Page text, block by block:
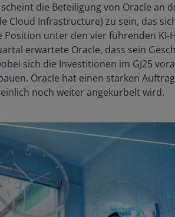
die Beteiligung von Oracle an
Cloud Infrastructure) zu sein, das
Position unter den vier führenden
erwartete Oracle, dass sein
sich die Investitionen im GJ25
Oracle hat einen starken
noch weiter angekurbelt wird.